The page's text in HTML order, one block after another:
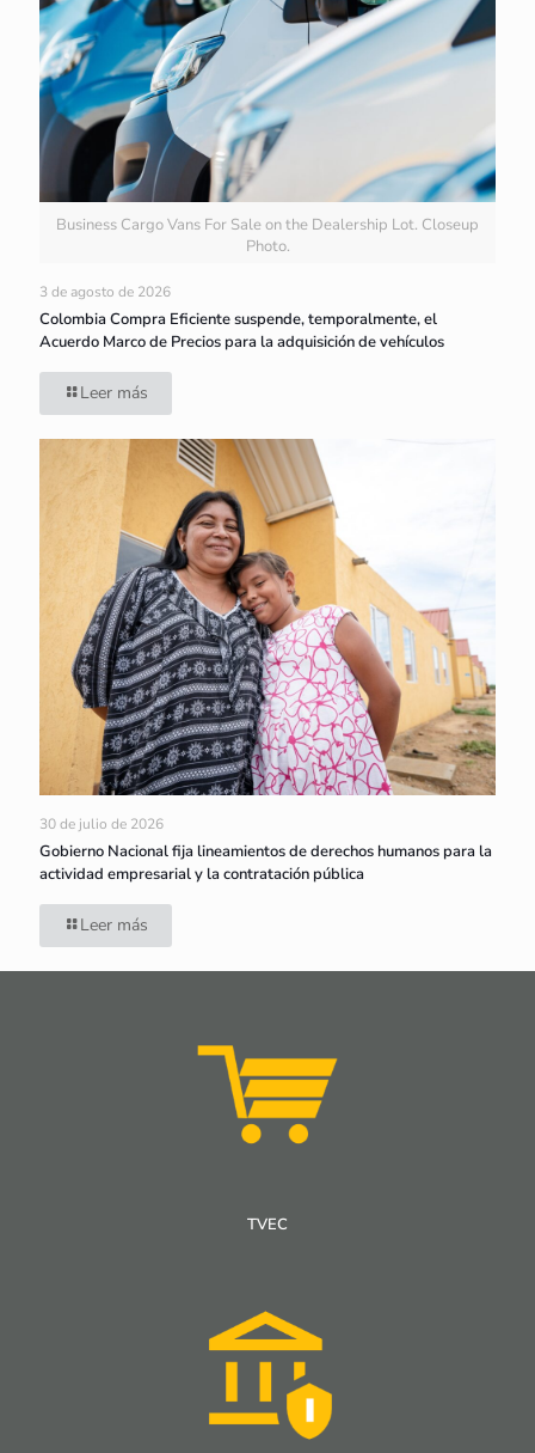
Business Cargo Vans For Sale on the Dealership Lot. Closeup
Photo.
3 de agosto de 2026
Colombia Compra Eficiente suspende, temporalmente, el
Acuerdo Marco de Precios para la adquisición de vehículos
Leer más
30 de julio de 2026
Gobierno Nacional fija lineamientos de derechos humanos para la
actividad empresarial y la contratación pública
Leer más
TVEC